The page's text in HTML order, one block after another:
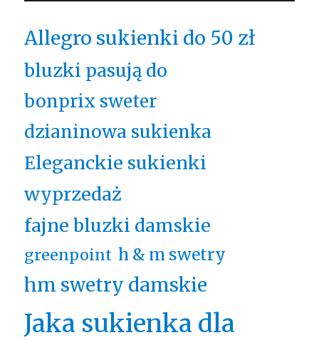
Allegro sukienki do 50 zł
bluzki pasują do
bonprix sweter
dzianinowa sukienka
Eleganckie sukienki
wyprzedaż
fajne bluzki damskie
greenpoint h & m swetry
hm swetry damskie
Jaka sukienka dla